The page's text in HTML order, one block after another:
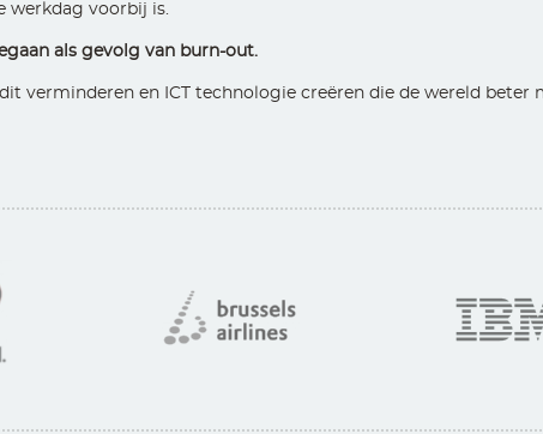
werkdag voorbij is.
als gevolg van burn-out.
verminderen en ICT technologie creëren die de wereld beter